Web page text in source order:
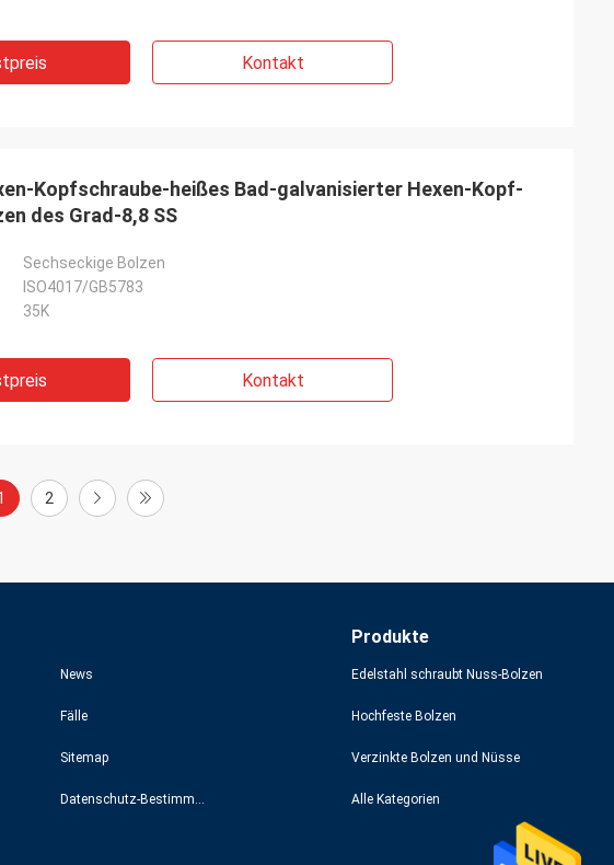
Kontakt
Kopfschraube-heißes Bad-galvanisierter Hexen-Kopf-
des Grad-8,8 SS
Sechseckige Bolzen
ISO4017/GB5783
35K
Kontakt
2
News
Fälle
Sitemap
Datenschutz-Bestimmungen
Produkte
Edelstahl schraubt Nuss-Bolzen
Hochfeste Bolzen
Verzinkte Bolzen und Nüsse
Alle Kategorien